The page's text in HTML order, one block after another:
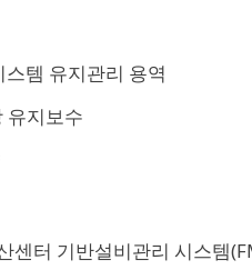
템 유지관리 용역
지보수
센터 기반설비관리 시스템